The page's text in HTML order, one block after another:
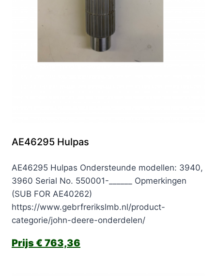
AE46295 Hulpas
AE46295 Hulpas Ondersteunde modellen: 3940,
3960 Serial No. 550001-______ Opmerkingen
(SUB FOR AE40262)
https://www.gebrfrerikslmb.nl/product-
categorie/john-deere-onderdelen/
€ 763,36